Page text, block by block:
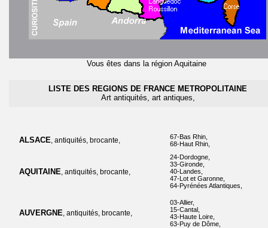
Vous êtes dans la région Aquitaine
LISTE DES REGIONS DE FRANCE METROPOLITAINE
Art antiquités, art antiques,
ALSACE, antiquités, brocante,
67-Bas Rhin,
68-Haut Rhin,
AQUITAINE, antiquités, brocante,
24-Dordogne,
33-Gironde,
40-Landes,
47-Lot et Garonne,
64-Pyrénées Atlantiques,
AUVERGNE, antiquités, brocante,
03-Allier,
15-Cantal,
43-Haute Loire,
63-Puy de Dôme,